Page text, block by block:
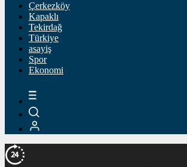
Çerkezköy
Kapaklı
Tekirdağ
Türkiye
asayiş
Spor
Ekonomi